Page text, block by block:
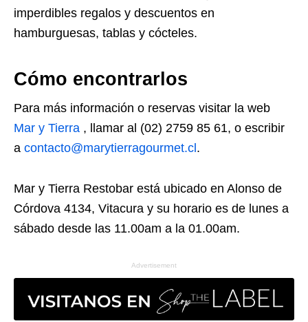
imperdibles regalos y descuentos en
hamburguesas, tablas y cócteles.
Cómo encontrarlos
Para más información o reservas visitar la web
Mar y Tierra , llamar al (02) 2759 85 61, o escribir
a contacto@marytierragourmet.cl.
Mar y Tierra Restobar está ubicado en Alonso de
Córdova 4134, Vitacura y su horario es de lunes a
sábado desde las 11.00am a la 01.00am.
Advertisement